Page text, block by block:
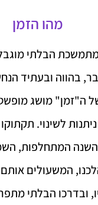
מהו הזמן
הבלתי
בהווה ובעתיד
ה"זמן" מושג
ניתנות לשינוי.
השנה המתחלפות,
המשעולים
ובדרכו הבלתי